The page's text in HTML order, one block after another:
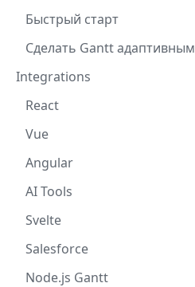
Быстрый старт
Сделать Gantt адаптивным
Integrations
React
Vue
Angular
AI Tools
Svelte
Salesforce
Node.js Gantt